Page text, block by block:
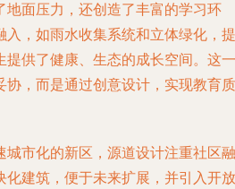
地面压力，还创造了丰富的学习环
入，如雨水收集系统和立体绿化，提
提供了健康、生态的成长空间。这一
协，而是通过创意设计，实现教育质
城市化的新区，源道设计注重社区融
化建筑，便于未来扩展，并引入开放